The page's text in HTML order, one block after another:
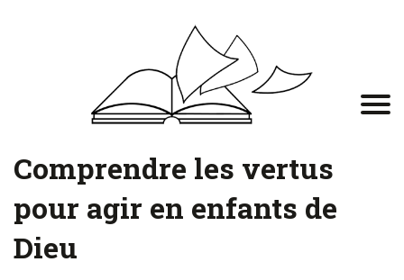
Comprendre les vertus
pour agir en enfants de
Dieu